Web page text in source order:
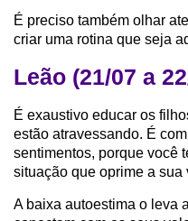
É preciso também olhar
criar uma rotina que seja
Leão (21/07 a
É exaustivo educar os
estão atravessando. É
sentimentos, porque você
situação que oprime a sua
A baixa autoestima o leva